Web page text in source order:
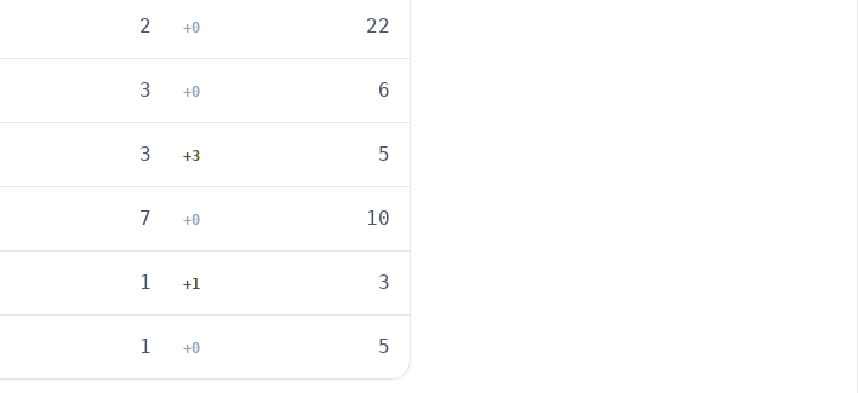
2 +0 22
3 +0 6
3 +3 5
7 +0 10
1 +1 3
1 +0 5